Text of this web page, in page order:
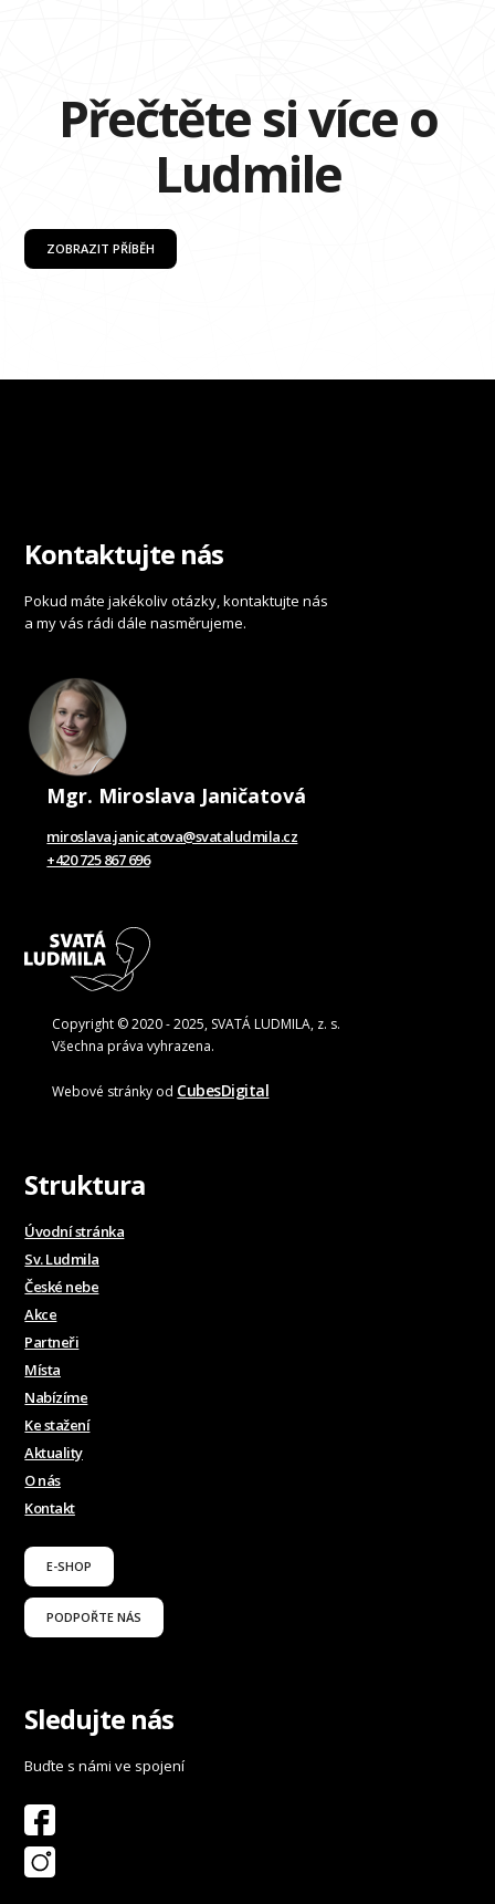
Přečtěte si více o
Ludmile
ZOBRAZIT PŘÍBĚH
Kontaktujte nás
Pokud máte jakékoliv otázky, kontaktujte nás
a my vás rádi dále nasměrujeme.
Mgr. Miroslava Janičatová
miroslava.janicatova@svataludmila.cz
+420 725 867 696
Copyright © 2020 - 2025, SVATÁ LUDMILA, z. s.
Všechna práva vyhrazena.
Webové stránky od CubesDigital
Struktura
Úvodní stránka
Sv. Ludmila
České nebe
Akce
Partneři
Místa
Nabízíme
Ke stažení
Aktuality
O nás
Kontakt
E-SHOP
PODPOŘTE NÁS
Sledujte nás
Buďte s námi ve spojení